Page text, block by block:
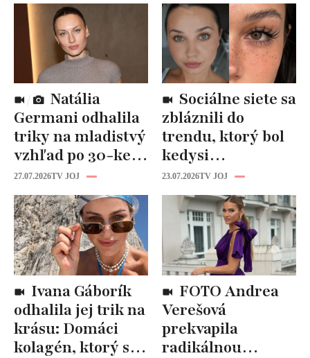
Germani odhalila
triky na mladistvý
vzhľad po 30-ke:
Fungujú lepšie
než drahá
kozmetika
27.07.2026TV JOJ
zbláznili do
trendu, ktorý bol
kedysi
katastrofou:
„Mušie nohy“ sú
späť!
23.07.2026TV JOJ
odhalila jej trik na
krásu: Domáci
kolagén, ktorý si
Verešová
prekvapila
radikálnou